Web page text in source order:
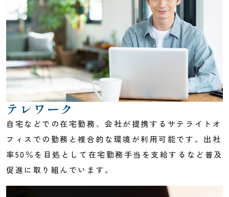
テレワーク
自宅などでの在宅勤務、会社が提携するサテライトオ
フィスでの勤務と複合的な環境が利用可能です。出社
率50％を目処として在宅勤務手当を支給するなど普及
促進に取り組んでいます。